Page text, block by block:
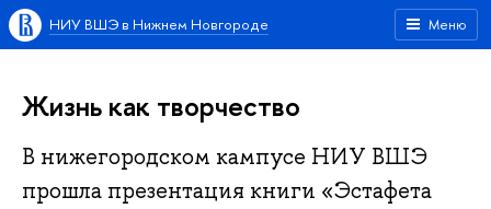
Меню
НИУ ВШЭ в Нижнем Новгороде
Жизнь как творчество
В нижегородском кампусе НИУ ВШЭ
прошла презентация книги «Эстафета